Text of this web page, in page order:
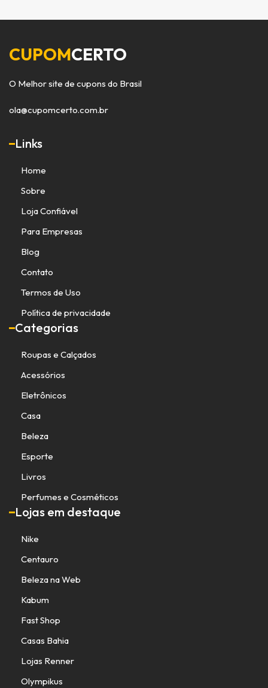
CUPOMCERTO
O Melhor site de cupons do Brasil
ola@cupomcerto.com.br
Links
Home
Sobre
Loja Confiável
Para Empresas
Blog
Contato
Termos de Uso
Política de privacidade
Categorias
Roupas e Calçados
Acessórios
Eletrônicos
Casa
Beleza
Esporte
Livros
Perfumes e Cosméticos
Lojas em destaque
Nike
Centauro
Beleza na Web
Kabum
Fast Shop
Casas Bahia
Lojas Renner
Olympikus